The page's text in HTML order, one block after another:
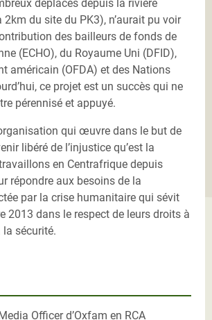
déplacés depuis la rivière
du site du PK3), n’aurait pu voir
des bailleurs de fonds de
(ECHO), du Royaume Uni (DFID),
américain (OFDA) et des Nations
ce projet est un succès qui ne
pérennisé et appuyé.
qui œuvre dans le but de
libéré de l’injustice qu’est la
en Centrafrique depuis
répondre aux besoins de la
par la crise humanitaire qui sévit
2013 dans le respect de leurs droits à
la sécurité.
Officer d’Oxfam en RCA